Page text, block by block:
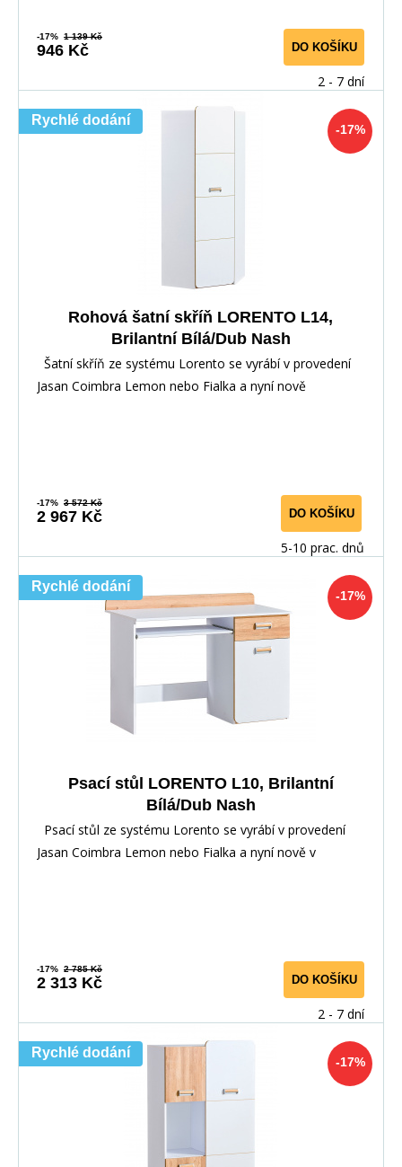
-17% 1 139 Kč
946 Kč DO KOŠÍKU
2 - 7 dní
-17%
Rychlé dodání
Rohová šatní skříň LORENTO L14,
Brilantní Bílá/Dub Nash
Šatní skříň ze systému Lorento se vyrábí v provedení
Jasan Coimbra Lemon nebo Fialka a nyní nově
-17% 3 572 Kč
2 967 Kč DO KOŠÍKU
5-10 prac. dnů
-17%
Rychlé dodání
Psací stůl LORENTO L10, Brilantní
Bílá/Dub Nash
Psací stůl ze systému Lorento se vyrábí v provedení
Jasan Coimbra Lemon nebo Fialka a nyní nově v
-17% 2 785 Kč
2 313 Kč DO KOŠÍKU
2 - 7 dní
-17%
Rychlé dodání